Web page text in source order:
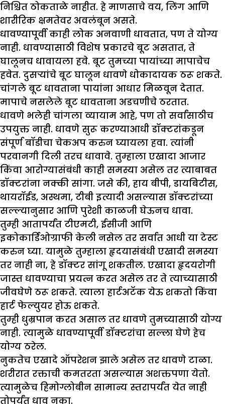
निश्चित ठोकताळे नाहीत. हे माणसाचे वय, लिंग आणि
शारीरिक क्षमतेवर अवलंबून असते.
धावण्यापूर्वी काही लोक अनवाणी धावतात, पण ते योग्य
नाही. धावण्यासाठी विशेष प्रकारचे बूट असतात, ते
घालूनच धावायला हवे. बूट तुमच्या पायांच्या मापाचेच
हवेत. दुसऱ्यांचे बूट घालून धावणे धोकादायक ठरू शकते.
चांगले बूट धावताना पायांना आधार मिळवून देतात.
मापाचे नसलेले बूट धावताना अडचणीचे ठरतात.
धावणे भलेही चांगला व्यायाम आहे, पण तो सर्वांसाठीच
उपयुक्त नाही. धावणे सुरू करण्याआधी डॉक्टरांकडून
संपूर्ण बॉडीचा चेकअप करुन घ्यायला हवा. त्यांनी
परवानगी दिली तरच धावावे. तुम्हाला एखादा आजार
किंवा आरोग्यासंबंधी काही समस्या असेल तर त्याबाबत
डॉक्टरांना नक्की सांगा. जसे की, हाय बीपी, डायबिटीस,
थायरॉईड, अस्थमा, टीबी इत्यादी असल्यास डॉक्टरांच्या
सल्ल्यानुसार आणि पुरेशी काळजी घेऊनच धावा.
तुम्ही आतापर्यंत टीएमटी, ईसीजी आणि
इकोकार्डिओग्राफी केली नसेल तर सर्वात आधी या टेस्ट
करुन घ्या. यामुळे तुम्हाला हृदयासंबंधी एखादी समस्या
तर नाही ना, हे डॉक्टर सांगू शकतील. एखादा हृदयरोगी
जास्त धावण्याचा प्रयत्न करत असेल तर ते त्याच्यासाठी
जीवघेणे ठरू शकते. त्याला हार्टअटॅक येऊ शकतो किंवा
हार्ट फेल्युयर होऊ शकते.
तुम्ही धुम्रपान करत असाल तर धावणे तुमच्यासाठी योग्य
नाही. त्यामुळे धावण्यापूर्वी डॉक्टरांचा सल्ला घेणे हेच
योग्य ठरेल.
नुकतेच एखादे ऑपरेशन झाले असेल तर धावणे टाळा.
शरीरात रक्ताची कमतरता असल्यास अशक्तपणा येतो.
त्यामुळेच हिमोग्लोबीन सामान्य स्तरापर्यंत येत नाही
तोपर्यंत धावू नका.